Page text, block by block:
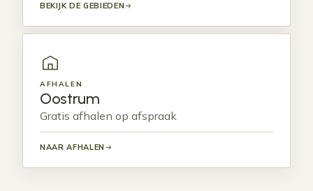
BEKIJK DE GEBIEDEN
AFHALEN
Oostrum
Gratis afhalen op afspraak
NAAR AFHALEN